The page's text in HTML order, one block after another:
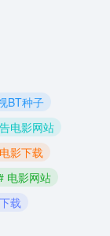
BT种子
电影网站
影下载
电影网站
载